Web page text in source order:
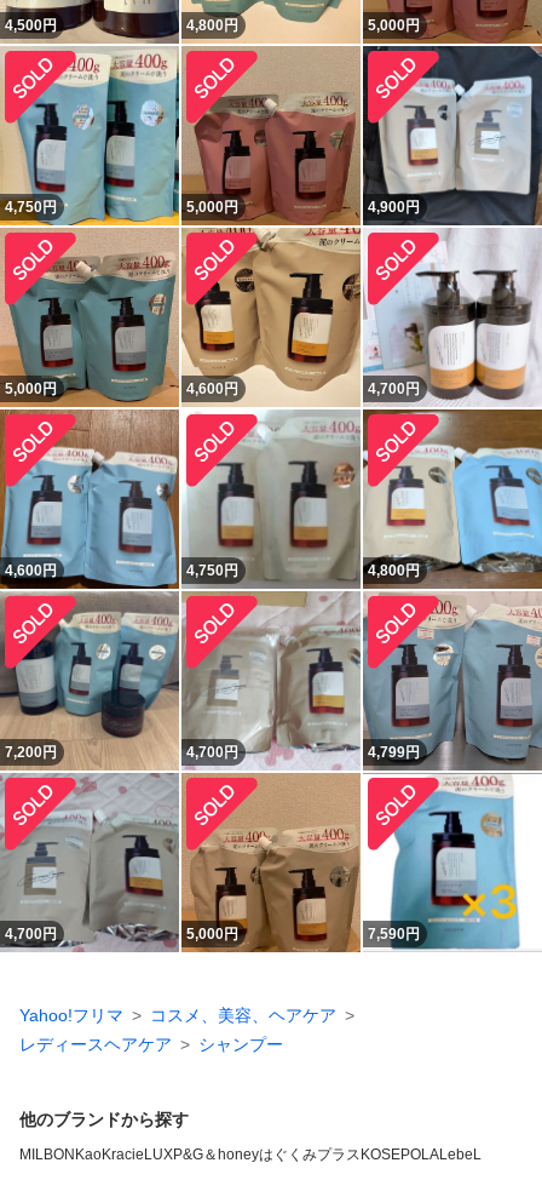
4,500円 4,800円 5,000円
4,750円 5,000円 4,900円
5,000円 4,600円 4,700円
4,600円 4,750円 4,800円
7,200円 4,700円 4,799円
4,700円 5,000円 7,590円
Yahoo!フリマ
コスメ、美容、ヘアケア
レディースヘアケア
シャンプー
他のブランドから探す
MILBON KaoKracie LUXP&G＆honeyはぐくみプラス KOSEPOLALebeL